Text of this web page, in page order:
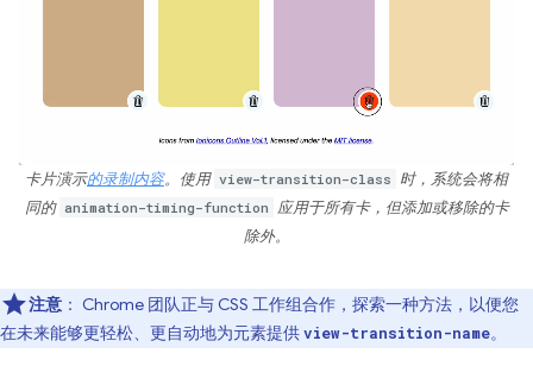
卡片演示的录制内容。使用 view-transition-class 时，系统会将相
同的 animation-timing-function 应用于所有卡，但添加或移除的卡
除外。
注意 ： Chrome 团队正与 CSS 工作组合作，探索一种方法，以便您
在未来能够更轻松、更自动地为元素提供view-transition-name。